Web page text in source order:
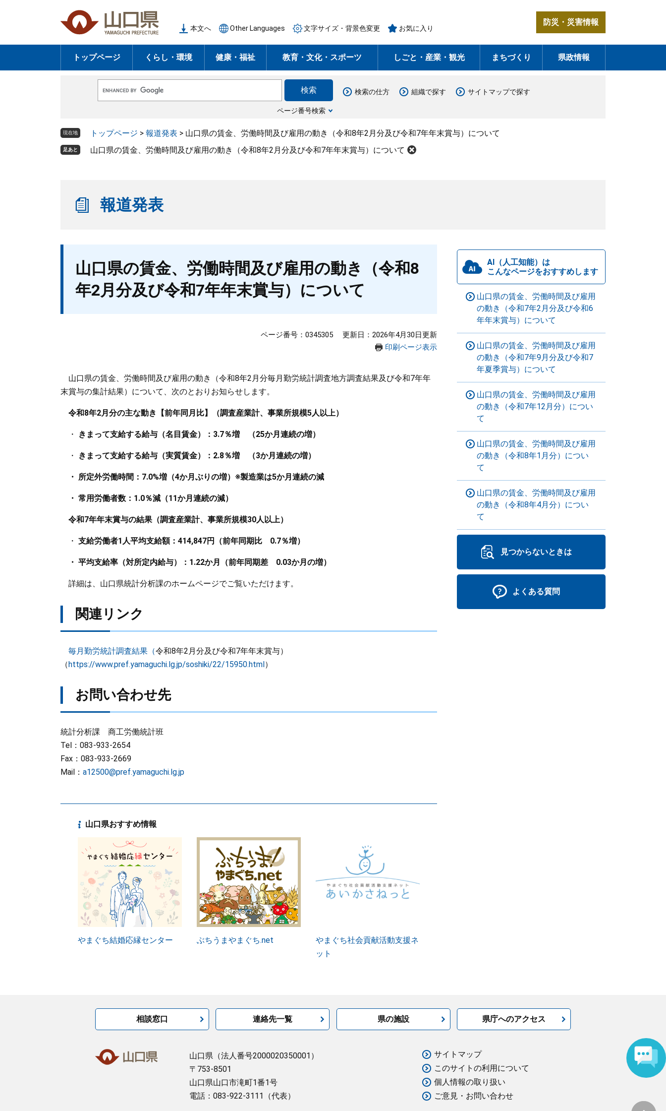
の
頭
ー
飛
本文へ Other Languages 文字サイズ・背景色変更 お気に入り
防災・災害情報
トップページ くらし・環境 健康・福祉 教育・文化・スポーツ しごと・産業・観光 まちづくり 県政情報
o
e
ス
ページ番号検索
検索の仕方 組織で探す サイトマップで探す
現在地 トップページ > 報道発表 > 山口県の賃金、労働時間及び雇用の動き（令和8年2月分及び令和7年年末賞与）について
足あと 山口県の賃金、労働時間及び雇用の動き（令和8年2月分及び令和7年年末賞与）について
報道発表
山口県の賃金、労働時間及び雇用の動き（令和8
年2月分及び令和7年年末賞与）について
ページ番号：0345305
更新日：2026年4月30日更新
印刷ページ表示
山口県の賃金、労働時間及び雇用の動き（令和8年2月分毎月勤労統計調査地方調査結果及び令和7年年
末賞与の集計結果）について、次のとおりお知らせします。
令和8年2月分の主な動き【前年同月比】（調査産業計、事業所規模5人以上）
・ きまって支給する給与（名目賃金）：3.7％増 （25か月連続の増）
・ きまって支給する給与（実質賃金）：2.8％増 （3か月連続の増）
・ 所定外労働時間：7.0%増（4か月ぶりの増）※製造業は5か月連続の減
・ 常用労働者数：1.0％減（11か月連続の減）​
令和7年年末賞与の結果（調査産業計、事業所規模30人以上）
・ 支給労働者1人平均支給額：414,847円（前年同期比 0.7％増）
・ 平均支給率（対所定内給与）：1.22か月（前年同期差 0.03か月の増）
詳細は、山口県統計分析課のホームページでご覧いただけます。
関連リンク
毎月勤労統計調査結果（令和8年2月分及び令和7年年末賞与）
（https://www.pref.yamaguchi.lg.jp/soshiki/22/15950.html）
お問い合わせ先
統計分析課 商工労働統計班
Tel：083-933-2654
Fax：083-933-2669
Mail： a12500@pref.yamaguchi.lg.jp
山口県おすすめ情報
やまぐち結婚応縁センター ぶちうまやまぐち.net
やまぐち社会貢献活動支援ネ
ット
AI（人工知能）は
こんなページをおすすめします
山口県の賃金、労働時間及び雇用
の動き（令和7年2月分及び令和6
年年末賞与）について
山口県の賃金、労働時間及び雇用
の動き（令和7年9月分及び令和7
年夏季賞与）について
山口県の賃金、労働時間及び雇用
の動き（令和7年12月分）につい
て
山口県の賃金、労働時間及び雇用
の動き（令和8年1月分）につい
て
山口県の賃金、労働時間及び雇用
の動き（令和8年4月分）につい
て
見つからないときは
よくある質問
相談窓口 連絡先一覧 県の施設 県庁へのアクセス
山口県 （法人番号2000020350001）
〒753-8501
山口県山口市滝町1番1号
電話：083-922-3111（代表）
サイトマップ
このサイトの利用について
個人情報の取り扱い
ご意見・お問い合わせ